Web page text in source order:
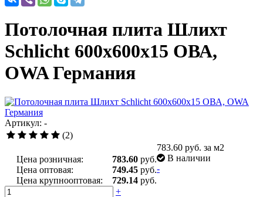
Потолочная плита Шлихт
Schlicht 600x600x15 ОВА,
OWA Германия
Артикул: -
(2)
Цена розничная: 783.60 руб.
Цена оптовая:
749.45 руб.
Цена крупнооптовая:
729.14 руб.
783.60 руб. за м2
В наличии
-
+